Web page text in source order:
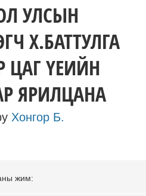
УЛСЫН
Х.БАТТУЛГА
ЦАГ ҮЕИЙН
ЯРИЛЦАНА
Хонгор Б.
жим: